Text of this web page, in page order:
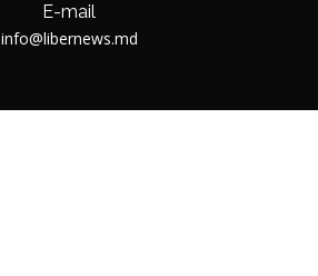
E-mail
info@libernews.md